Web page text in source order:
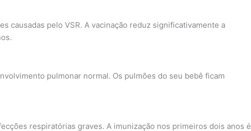
causadas pelo VSR. A vacinação reduz significativamente a
pulmonar normal. Os pulmões do seu bebê ficam
respiratórias graves. A imunização nos primeiros dois anos é